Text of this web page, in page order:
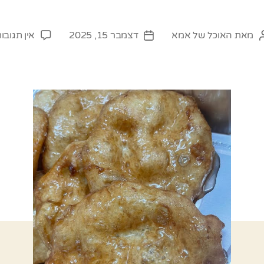
מאת האוכל של אמא
תאריךדצמבר 15, 2025 אין